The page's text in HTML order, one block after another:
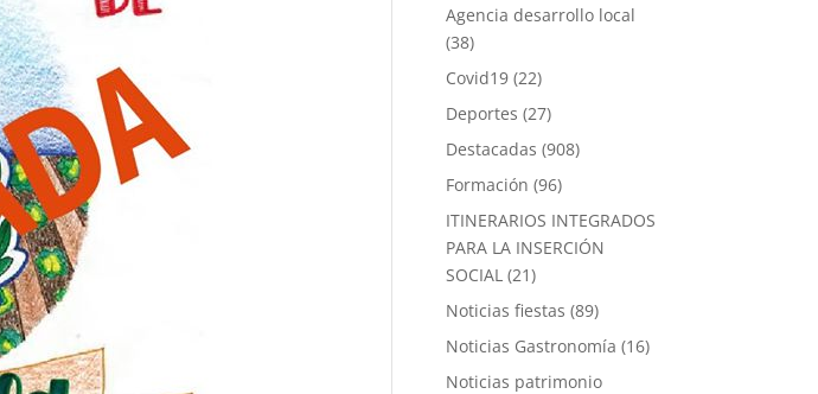
Agencia desarrollo local
(38)
Covid19 (22)
Deportes (27)
Destacadas (908)
Formación (96)
ITINERARIOS INTEGRADOS
PARA LA INSERCIÓN
SOCIAL (21)
Noticias fiestas (89)
Noticias Gastronomía (16)
Noticias patrimonio